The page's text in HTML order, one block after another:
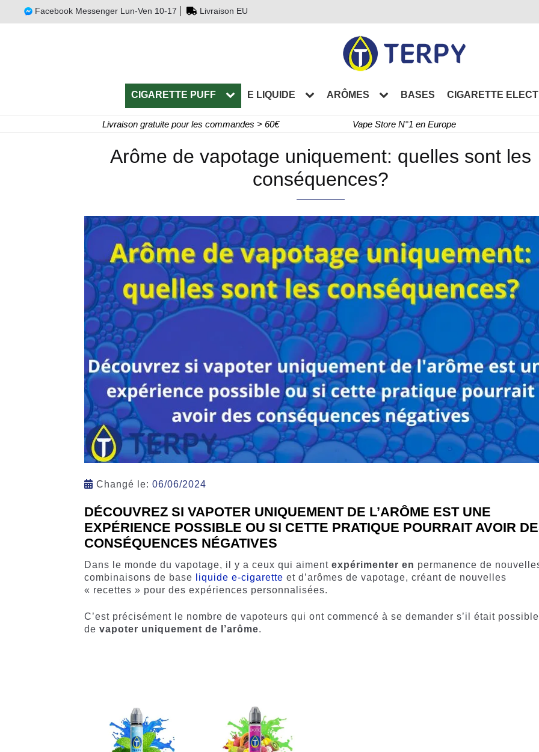
Facebook Messenger Lun-Ven 10-17 Livraison EU
CIGARETTE PUFF E LIQUIDE ARÔMES BASES CIGARETTE
Livraison gratuite pour les commandes > 60€ Vape Store N°1 en Europe
Arôme de vapotage uniquement: quelles sont les
conséquences?
Changé le: 06/06/2024
DÉCOUVREZ SI VAPOTER UNIQUEMENT DE L’ARÔME EST UNE
EXPÉRIENCE POSSIBLE OU SI CETTE PRATIQUE POURRAIT AVOIR
CONSÉQUENCES NÉGATIVES
Dans le monde du vapotage, il y a ceux qui aimentexpérimenter en permanence de
combinaisons de base
liquide e-cigarette et d’arômes de vapotage, créant de nouvelles
« recettes » pour des expériences personnalisées.
C’est précisément le nombre de vapoteurs qui ont commencé à se demander s’il était possible
devapoter uniquement de l’arôme.